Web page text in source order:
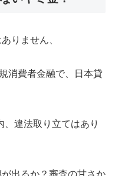
りません、
消費者金融で、日本貸
違法取り立てはあり
出るか？審査の甘さか